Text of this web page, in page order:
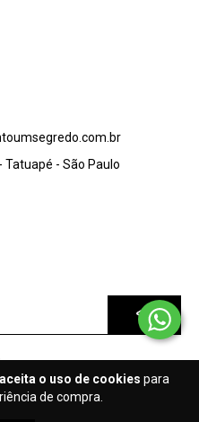
o uso de cookies para
de compra.
Tatuapé - São Paulo